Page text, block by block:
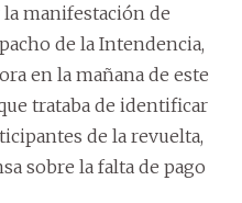
manifestación de
de la Intendencia,
en la mañana de este
trataba de identificar
de la revuelta,
sobre la falta de pago